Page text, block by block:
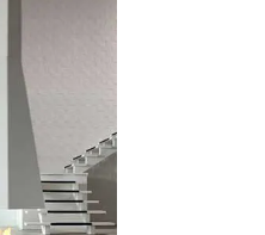
e d’effetto, i
pavimento
grazie al
sia in chiave
classica.